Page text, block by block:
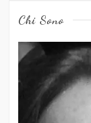
Chi Sono